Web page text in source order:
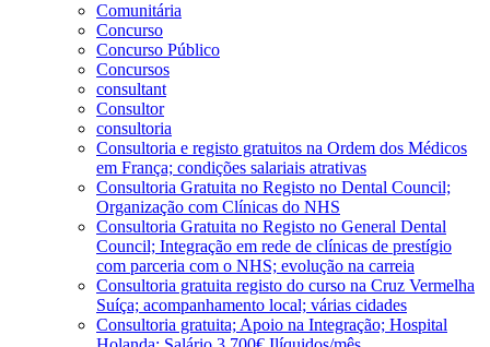
Comunitária
Concurso
Concurso Público
Concursos
consultant
Consultor
consultoria
Consultoria e registo gratuitos na Ordem dos Médicos
em França; condições salariais atrativas
Consultoria Gratuita no Registo no Dental Council;
Organização com Clínicas do NHS
Consultoria Gratuita no Registo no General Dental
Council; Integração em rede de clínicas de prestígio
com parceria com o NHS; evolução na carreia
Consultoria gratuita registo do curso na Cruz Vermelha
Suíça; acompanhamento local; várias cidades
Consultoria gratuita; Apoio na Integração; Hospital